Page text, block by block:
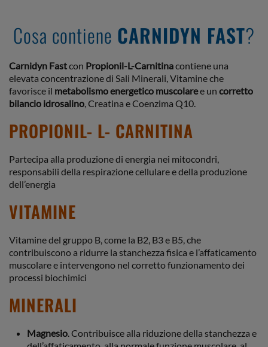
Cosa contiene CARNIDYN FAST?
Carnidyn Fastcon Propionil-L-Carnitinacontiene una
elevata concentrazione di Sali Minerali, Vitamine che
favorisce il metabolismo energetico muscolaree un corretto
bilancio idrosalino, Creatina e Coenzima Q10.
PROPIONIL- L- CARNITINA
Partecipa alla produzione di energia nei mitocondri,
responsabili della respirazione cellulare e della produzione
dell’energia
VITAMINE
Vitamine del gruppo B, come la B2, B3 e B5, che
contribuiscono a ridurre la stanchezza fisica e l’affaticamento
muscolare e intervengono nel corretto funzionamento dei
processi biochimici
MINERALI
Magnesio. Contribuisce alla riduzione della stanchezza e